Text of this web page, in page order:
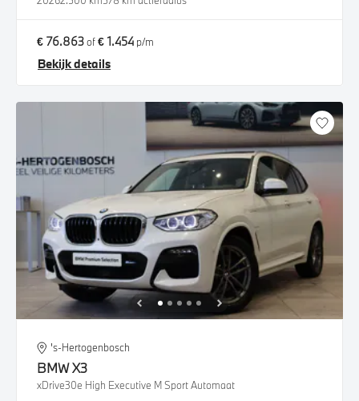
€ 76.863of€ 1.454 p/m
Bekijk details
's-Hertogenbosch
BMWX3
xDrive30e High Executive M Sport Automaat